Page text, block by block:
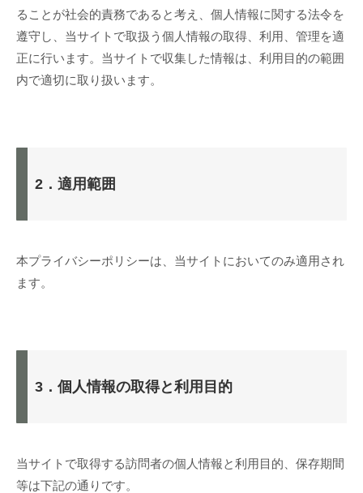
ることが社会的責務であると考え、個人情報に関する法令を
遵守し、当サイトで取扱う個人情報の取得、利用、管理を適
正に行います。当サイトで収集した情報は、利用目的の範囲
内で適切に取り扱います。
2．適用範囲
本プライバシーポリシーは、当サイトにおいてのみ適用され
ます。
3．個人情報の取得と利用目的
当サイトで取得する訪問者の個人情報と利用目的、保存期間
等は下記の通りです。